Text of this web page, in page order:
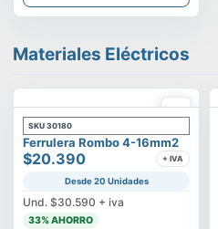
Materiales Eléctricos
SKU 30180
Ferrulera Rombo 4-16mm2
$20.390 + IVA
Desde 20 Unidades
Und. $30.590 + iva
33% AHORRO